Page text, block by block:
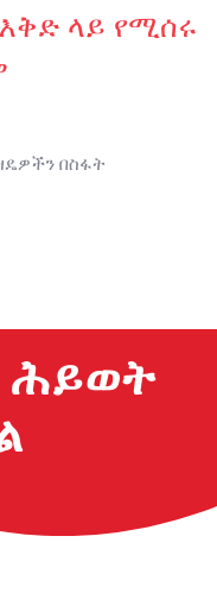
ላይ የሚሰሩ
በስፋት
ሕይወት